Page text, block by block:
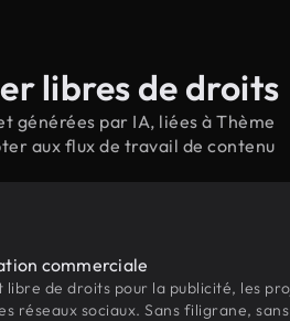
libres de droits
générées par IA, liées à Thème
aux flux de travail de contenu
commerciale
libre de droits pour la publicité, les
réseaux sociaux. Sans filigrane,